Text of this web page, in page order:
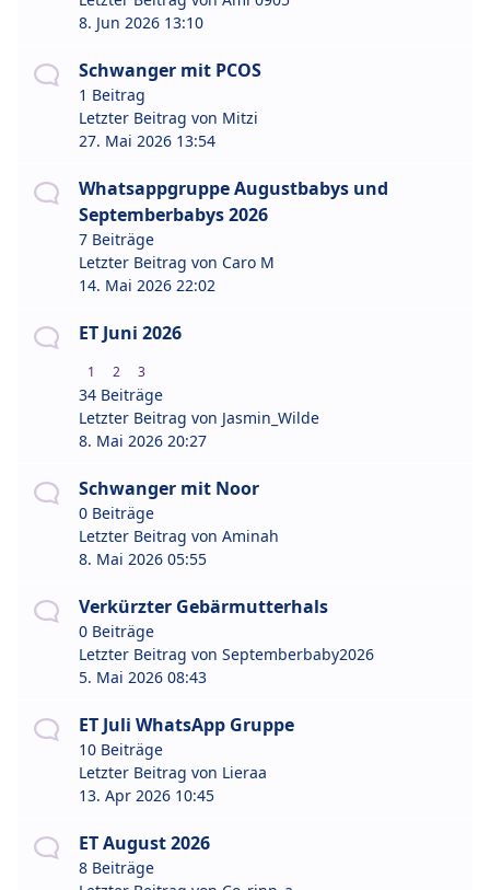
8. Jun 2026 13:10
Schwanger mit PCOS
1 Beitrag
Letzter Beitrag von Mitzi
27. Mai 2026 13:54
Whatsappgruppe Augustbabys und
Septemberbabys 2026
7 Beiträge
Letzter Beitrag von Caro M
14. Mai 2026 22:02
ET Juni 2026
1 2 3
34 Beiträge
Letzter Beitrag von Jasmin_Wilde
8. Mai 2026 20:27
Schwanger mit Noor
0 Beiträge
Letzter Beitrag von Aminah
8. Mai 2026 05:55
Verkürzter Gebärmutterhals
0 Beiträge
Letzter Beitrag von Septemberbaby2026
5. Mai 2026 08:43
ET Juli WhatsApp Gruppe
10 Beiträge
Letzter Beitrag von Lieraa
13. Apr 2026 10:45
ET August 2026
8 Beiträge